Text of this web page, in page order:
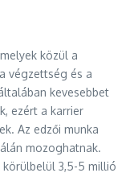
közül a
végzettség és a
kevesebbet
ezért a karrier
Az edzői munka
mozoghatnak.
körülbelül 3,5-5 millió